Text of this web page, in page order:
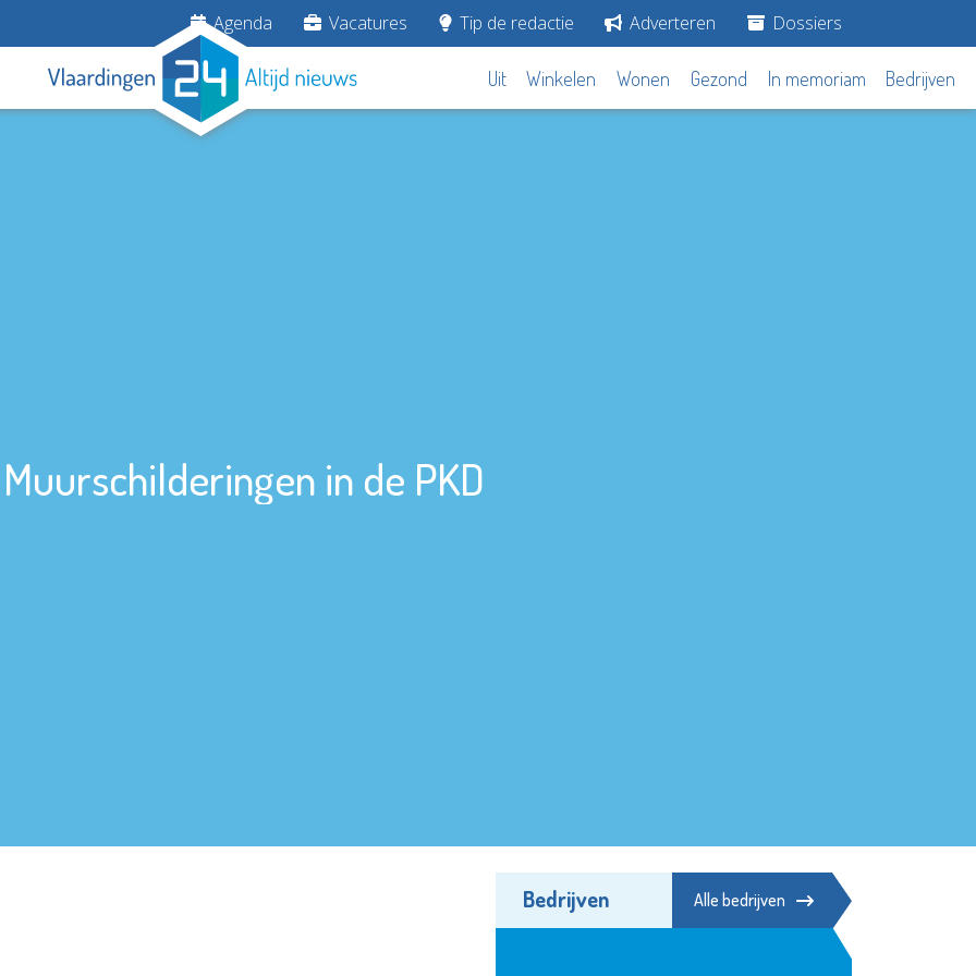
Agenda Vacatures Tip de redactie Adverteren Dossiers
Uit Winkelen Wonen Gezond In memoriam Bedrijven
Muurschilderingen in de PKD
Bedrijven Alle bedrijven